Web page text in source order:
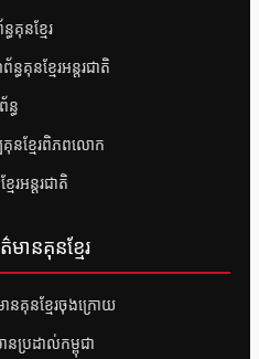
នខ្មែរ
នខ្មែរអន្តរជាតិ
ធ
នខ្មែរពិភពលោក
អន្តរជាតិ
ានគុនខ្មែរ
នគុនខ្មែរចុងក្រោយ
ប្រដាល់កម្ពុជា